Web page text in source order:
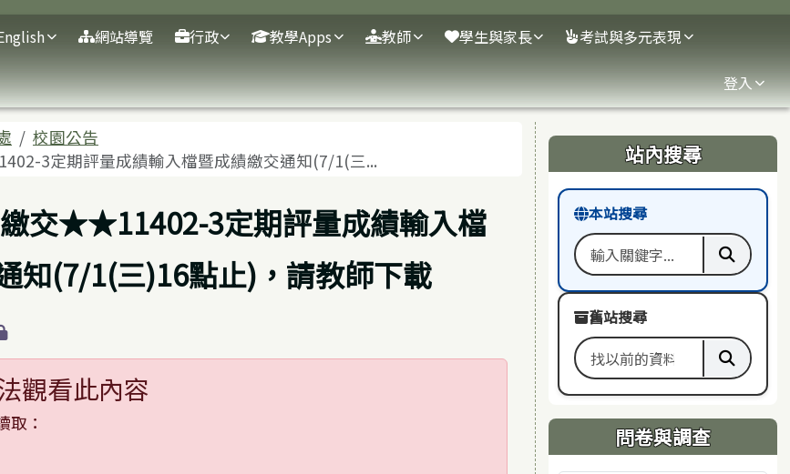
網站導覽 行政 教學Apps 教師 學生與家長 考試與多元表現
登入
校園公告
3定期評量成績輸入檔暨成績繳交通知(7/1(三...
交★★11402-3定期評量成績輸入檔
知(7/1(三)16點止)，請教師下載
觀看此內容
取：
右邊區域內容
站內搜尋
本站搜尋
搜尋關鍵字 執行本
舊站搜尋
搜尋舊站關鍵字 執行舊
問卷與調查